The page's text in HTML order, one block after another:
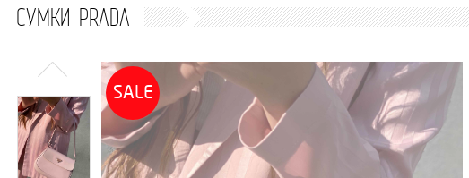
СУМКИ PRADA
SALE